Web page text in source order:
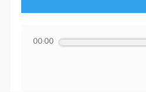
00:00